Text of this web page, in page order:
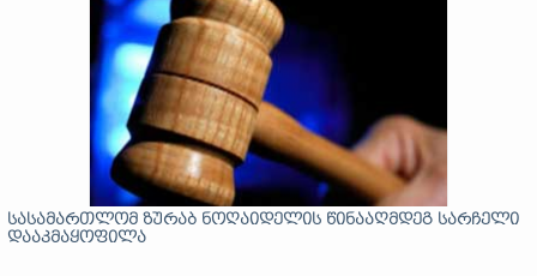
სასამართლომ ზურაბ ნოღაიდელის წინააღმდეგ სარჩელი
დააკმაყოფილა